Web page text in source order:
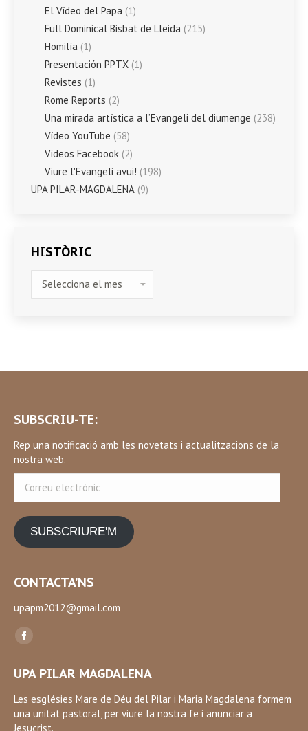
El Vídeo del Papa (1)
Full Dominical Bisbat de Lleida (215)
Homilía (1)
Presentación PPTX (1)
Revistes (1)
Rome Reports (2)
Una mirada artística a l’Evangeli del diumenge (238)
Vídeo YouTube (58)
Vídeos Facebook (2)
Viure l'Evangeli avui! (198)
UPA PILAR-MAGDALENA (9)
HISTÒRIC
SUBSCRIU-TE:
Rep una notificació amb les novetats i actualitzacions de la
nostra web.
electrònic
SUBSCRIURE'M
CONTACTA’NS
upapm2012@gmail.com
Find us on:
Facebook
opens
in
new
UPA PILAR MAGDALENA
Les esglésies Mare de Déu del Pilar i Maria Magdalena formem
una unitat pastoral, per viure la nostra fe i anunciar a
Jesucrist.